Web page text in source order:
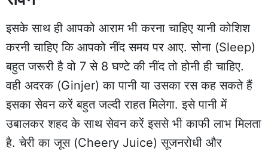
इसके साथ ही आपको आराम भी करना चाहिए यानी कोशिश
करनी चाहिए कि आपको नींद समय पर आए. सोना (Sleep)
बहुत जरूरी है वो 7 से 8 घण्टे की नींद तो होनी ही चाहिए.
वही अदरक (Ginjer) का पानी या उसका रस कह सकते हैं
इसका सेवन करें बहुत जल्दी राहत मिलेगा. इसे पानी में
उबालकर शहद के साथ सेवन करें इससे भी काफी लाभ मिलता
है. चेरी का जूस (Cheery Juice) सूजनरोधी और